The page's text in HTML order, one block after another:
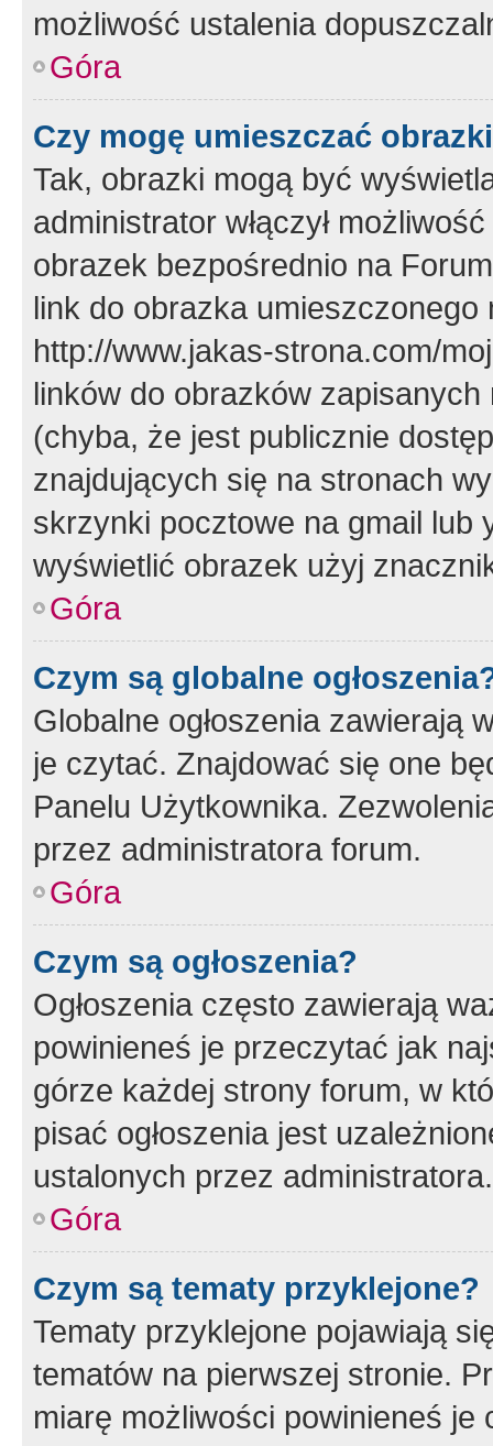
możliwość ustalenia
Góra
Czy mogę umieszczać
Tak, obrazki mogą być
administrator włączył
obrazek bezpośrednio na
link do obrazka
http://www.jakas-strona.com/
linków do obrazków
(chyba, że jest publicznie
znajdujących się na stronach
skrzynki pocztowe na gmail lub
wyświetlić obrazek użyj
Góra
Czym są globalne
Globalne ogłoszenia zawierają
je czytać. Znajdować się one
Panelu Użytkownika.
przez administratora forum.
Góra
Czym są ogłoszenia?
Ogłoszenia często zawierają
powinieneś je przeczytać jak
górze każdej strony forum, w
pisać ogłoszenia jest
ustalonych przez administratora.
Góra
Czym są tematy przyklejone?
Tematy przyklejone pojawiają
tematów na pierwszej stronie.
miarę możliwości powinieneś je